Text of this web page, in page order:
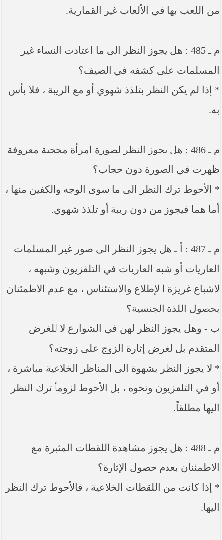
من اللعب بها في الألعاب غير القمارية.
م ـ 485 : هل يجوز النظر الى ما اعتادت النساء غير
المسلمات على كشفه في الصيف؟
* إذا لم يكن النظر بتلذذ شهوي أو مع الريبة ، فلا بأس
به.
م ـ 486 : هل يجوز النظر لصورة امرأة محجبة معروفة
ظهرت في الصورة دون حجاب؟
* الأحوط ترك النظر الى ما سوى الوجه والكفين منها ،
أما هما فيجوز من دون ريبة أو تلذذ شهوي.
م ـ 487 : أ ـ هل يجوز النظر الى صور غير المسلمات
العاريات أو شبه العاريات في التلفزيون وشبهه ،
لاشباع غريزة ا لإطلاع والاستئناس ، مع عدم الاطمئنان
بحصول اللذة الجنسية؟
ب - وهل يجوز النظر لهن في الشوارع لا للغرض
المتقدم بل لغرض إثارة الزوج على زوجته؟
* لا يجوز النظر بشهوة الى المناظر الخلاعية مباشرة ،
أو في التلفزيون ونحوه ، بل الأحوط لزوماً ترك النظر
اليها مطلقاً.
م ـ 488 : هل يجوز مشاهدة اللقطات المثيرة مع
الاطمئنان بعدم حصول الإثارة؟
* إذا كانت من اللقطات الخلاعية ، فالأحوط ترك النظر
اليها.